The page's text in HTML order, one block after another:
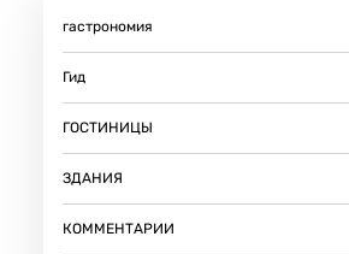
гастрономия
Гид
ГОСТИНИЦЫ
ЗДАНИЯ
КОММЕНТАРИИ